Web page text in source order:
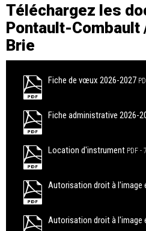
Téléchargez les
Pontault-
Brie
Fiche de vœux 2026-2027
Fiche administrative 2026-
Location d'instrument PDF
Autorisation droit à l'image
Autorisation droit à l'image